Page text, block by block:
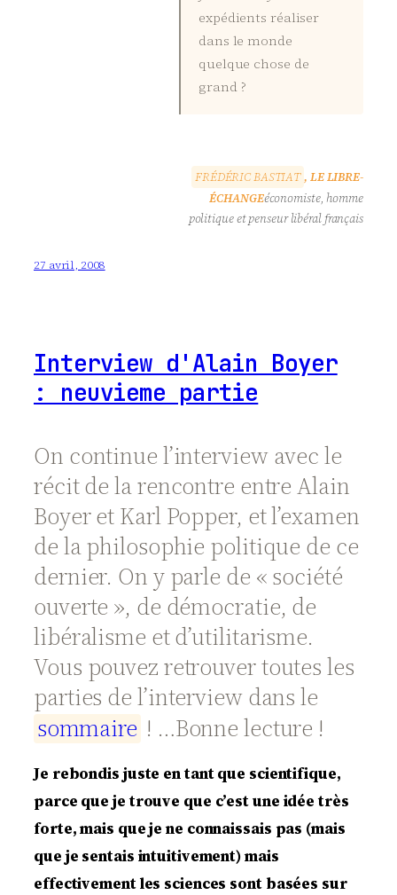
expédients réaliser
dans le monde
quelque chose de
grand ?
FRÉDÉRICBASTIAT , LE LIBRE-
ÉCHANGEéconomiste, homme
politique et penseur libéral français
27 avril, 2008
Interview d'Alain Boyer
: neuvieme partie
On continue l’interview avec le
récit de la rencontre entre Alain
Boyer et Karl Popper, et l’examen
de la philosophie politique de ce
dernier. On y parle de « société
ouverte », de démocratie, de
libéralisme et d’utilitarisme.
Vous pouvez retrouver toutes les
parties de l’interview dans le
sommaire ! …Bonne lecture !
Je rebondis juste en tant que scientifique,
parce que je trouve que c’est une idée très
forte, mais que je ne connaissais pas (mais
que je sentais intuitivement) mais
effectivement les sciences sont basées sur